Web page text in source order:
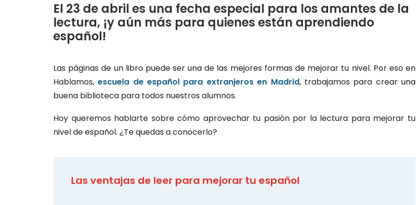
El 23 de abril es una fecha especial para los amantes de la
lectura, ¡y aún más para quienes están aprendiendo
español!
Las páginas de un libro puede ser una de las mejores formas de mejorar tu nivel. Por eso en
Hablamos,escuela de español para extranjeros en Madrid, trabajamos para crear una
buena biblioteca para todos nuestros alumnos.
Hoy queremos hablarte sobre cómo aprovechar tu pasión por la lectura para mejorar tu
nivel de español. ¿Te quedas a conocerlo?
Las ventajas de leer para mejorar tu español